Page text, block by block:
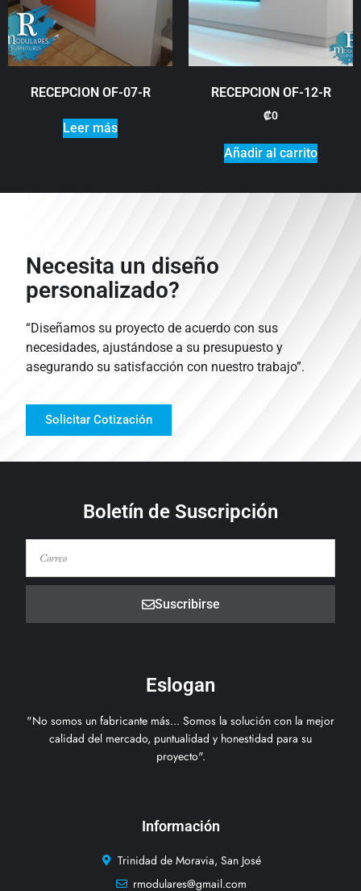
RECEPCION OF-07-R
Leer más
RECEPCION OF-12-R
₡0
Añadir al carrito
Necesita un diseño
personalizado?
“Diseñamos su proyecto de acuerdo con sus
necesidades, ajustándose a su presupuesto y
asegurando su satisfacción con nuestro trabajo”.
Solicitar Cotización
Boletín de Suscripción
Suscribirse
Eslogan
"No somos un fabricante más... Somos la solución con la mejor
calidad del mercado, puntualidad y honestidad para su
proyecto".
Información
Trinidad de Moravia, San José
rmodulares@gmail.com